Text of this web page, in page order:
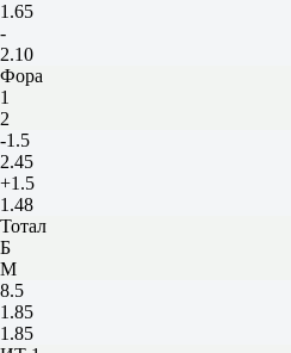
1.65
-
2.10
Фора
1
2
-1.5
2.45
+1.5
1.48
Тотал
Б
М
8.5
1.85
1.85